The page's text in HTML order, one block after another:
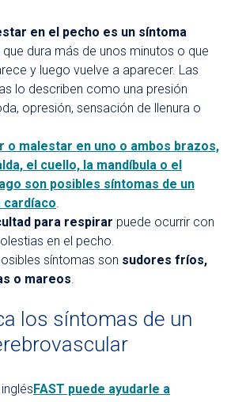
en el pecho es un síntoma
que dura más de unos minutos o que
y luego vuelve a aparecer. Las
lo describen como una presión
opresión, sensación de llenura o
o malestar en uno o ambos brazos,
el cuello, la mandíbula o el
son posibles síntomas de un
cardíaco.
para respirar puede ocurrir con
en el pecho.
síntomas son sudores fríos,
o mareos.
los síntomas de un
FAST puede ayudarle a